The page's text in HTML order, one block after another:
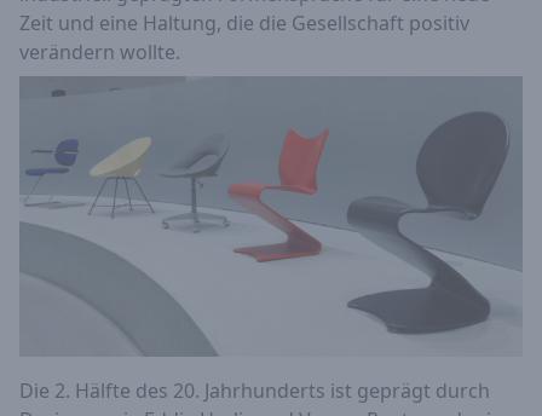
Zeit und eine Haltung, die die Gesellschaft positiv
verändern wollte.
Die 2. Hälfte des 20. Jahrhunderts ist geprägt durch